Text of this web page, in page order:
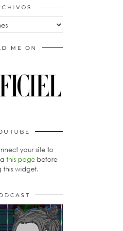
ME ON
your site to
this page before
this widget.